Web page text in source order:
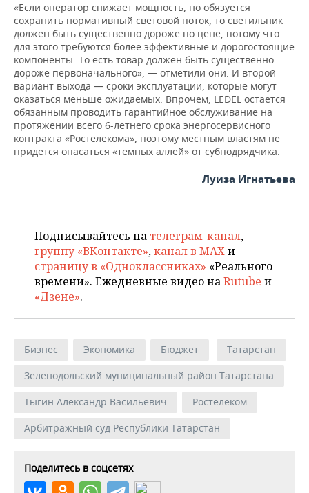
«Если оператор снижает мощность, но обязуется
сохранить нормативный световой поток, то светильник
должен быть существенно дороже по цене, потому что
для этого требуются более эффективные и дорогостоящие
компоненты. То есть товар должен быть существенно
дороже первоначального», — отметили они. И второй
вариант выхода — сроки эксплуатации, которые могут
оказаться меньше ожидаемых. Впрочем, LEDEL остается
обязанным проводить гарантийное обслуживание на
протяжении всего 6-летнего срока энергосервисного
контракта «Ростелекома», поэтому местным властям не
придется опасаться «темных аллей» от субподрядчика.
Луиза Игнатьева
Подписывайтесь на телеграм-канал,
группу «ВКонтакте»,канал в MAXи
страницу в «Одноклассниках» «Реального
времени». Ежедневные видео наRutube и
«Дзене».
Бизнес Экономика Бюджет
Татарстан
Зеленодольский муниципальный район Татарстана
Тыгин Александр Васильевич
Ростелеком
Арбитражный суд Республики Татарстан
Поделитесь в соцсетях